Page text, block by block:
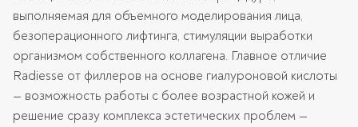
выполняемая для объемного моделирования лица,
безоперационного лифтинга, стимуляции выработки
организмом собственного коллагена. Главное отличие
Radiesse от филлеров на основе гиалуроновой кислоты
— возможность работы с более возрастной кожей и
решение сразу комплекса эстетических проблем —